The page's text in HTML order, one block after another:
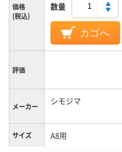
価格
(税込)
数量
カゴへ
評価
メーカー シモジマ
サイズ A8用